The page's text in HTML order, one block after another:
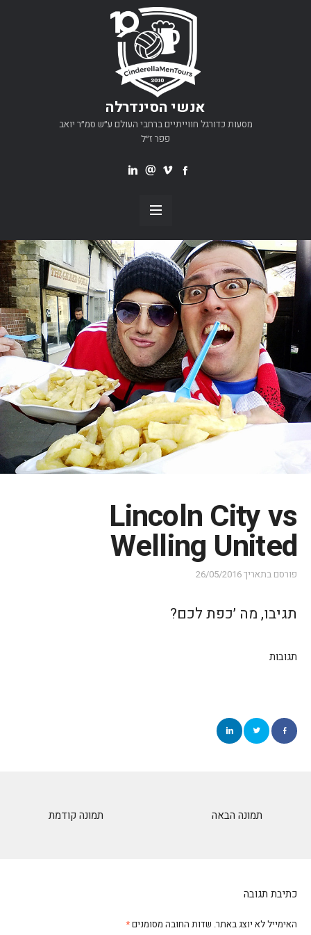
אנשי הסינדרלה
מסעות כדורגל חווייתיים ברחבי העולם ע״ש סמ״ר יואב
פפר ז״ל
Lincoln City vs
Welling United
פורסם בתאריך26/05/2016
תגיבו, מה ׳כפת לכם?
תגובות
תמונה קודמת תמונה הבאה
כתיבת תגובה
האימייל לא יוצג באתר. שדות החובה מסומנים*